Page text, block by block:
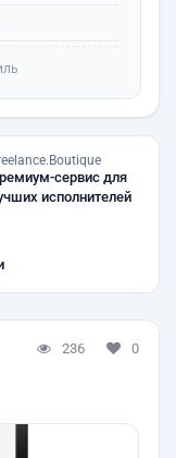
сервис для
исполнителей
236 0